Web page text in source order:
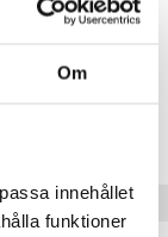
Om
innehållet
funktioner